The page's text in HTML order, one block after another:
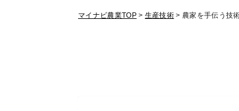
マイナビ農業TOP> 生産技術 > 農家を手伝う技